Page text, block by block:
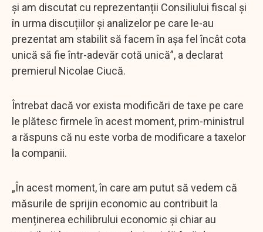
și am discutat cu reprezentanții Consiliului fiscal și
în urma discuțiilor și analizelor pe care le-au
prezentat am stabilit să facem în așa fel încât cota
unică să fie într-adevăr cotă unică”, a declarat
premierul Nicolae Ciucă.
Întrebat dacă vor exista modificări de taxe pe care
le plătesc firmele în acest moment, prim-ministrul
a răspuns că nu este vorba de modificare a taxelor
la companii.
„În acest moment, în care am putut să vedem că
măsurile de sprijin economic au contribuit la
menținerea echilibrului economic și chiar au